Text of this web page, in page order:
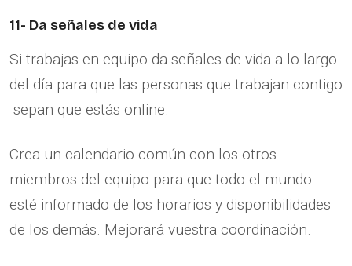
11- Da señales de vida
Si trabajas en equipo da señales de vida a lo largo
del día para que las personas que trabajan contigo
sepan que estás online.
Crea un calendario común con los otros
miembros del equipo para que todo el mundo
esté informado de los horarios y disponibilidades
de los demás. Mejorará vuestra coordinación.